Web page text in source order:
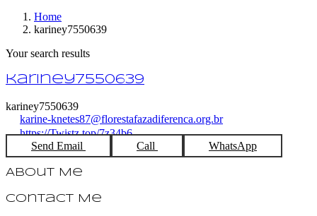
Home
kariney7550639
Your search results
kariney7550639
kariney7550639
karine-knetes87@florestafazadiferenca.org.br
https://Twistz.top/7z34b6
Send Email
Call WhatsApp
About Me
Contact Me